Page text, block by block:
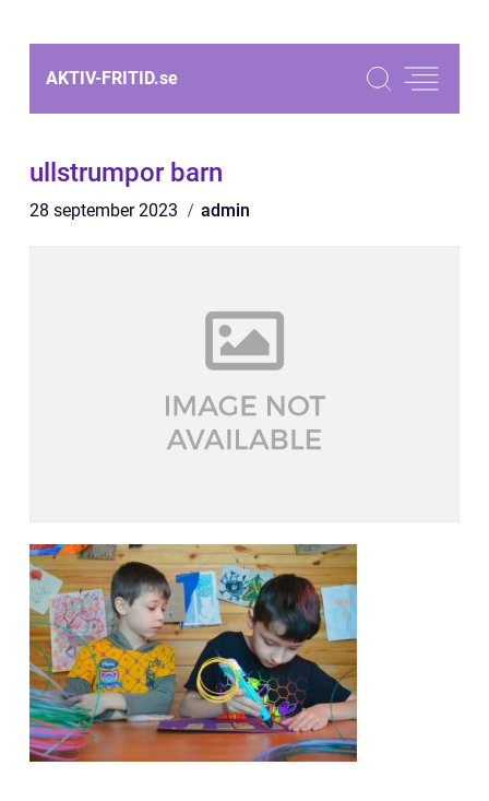
AKTIV-FRITID.se
ullstrumpor barn
28 september 2023 admin